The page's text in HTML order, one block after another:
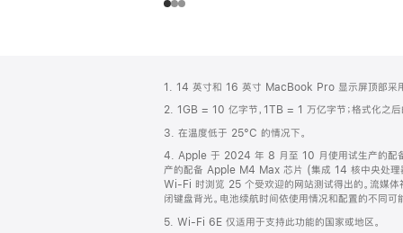
页
脚
注
1. 14 英寸和 16 英寸 MacBook Pro 显示屏顶部采用
2. 1GB = 10 亿字节，1TB = 1 万亿字节；格式化之后
3. 在温度低于 25°C 的情况下。
4. Apple 于 2024 年 8 月至 10 月使用试生产的配
产的配备 Apple M4 Max 芯片 (集成 14 核中央处理
Wi-Fi 时浏览 25 个受欢迎的网站测试得出的。流媒
闭键盘背光。电池续航时间依使用情况和配置的不同可
5. Wi-Fi 6E 仅适用于支持此功能的国家或地区。